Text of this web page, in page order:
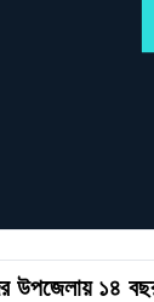
উপজেলায় ১৪ বছর